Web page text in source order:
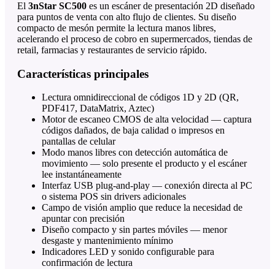
El 3nStar SC500 es un escáner de presentación 2D diseñado
para puntos de venta con alto flujo de clientes. Su diseño
compacto de mesón permite la lectura manos libres,
acelerando el proceso de cobro en supermercados, tiendas de
retail, farmacias y restaurantes de servicio rápido.
Características principales
Lectura omnidireccional de códigos 1D y 2D (QR,
PDF417, DataMatrix, Aztec)
Motor de escaneo CMOS de alta velocidad — captura
códigos dañados, de baja calidad o impresos en
pantallas de celular
Modo manos libres con detección automática de
movimiento — solo presente el producto y el escáner
lee instantáneamente
Interfaz USB plug-and-play — conexión directa al PC
o sistema POS sin drivers adicionales
Campo de visión amplio que reduce la necesidad de
apuntar con precisión
Diseño compacto y sin partes móviles — menor
desgaste y mantenimiento mínimo
Indicadores LED y sonido configurable para
confirmación de lectura